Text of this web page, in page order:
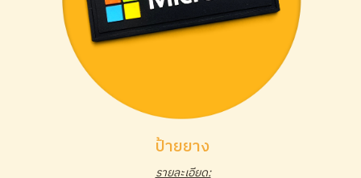
ป้ายยาง
รายละเอียด: